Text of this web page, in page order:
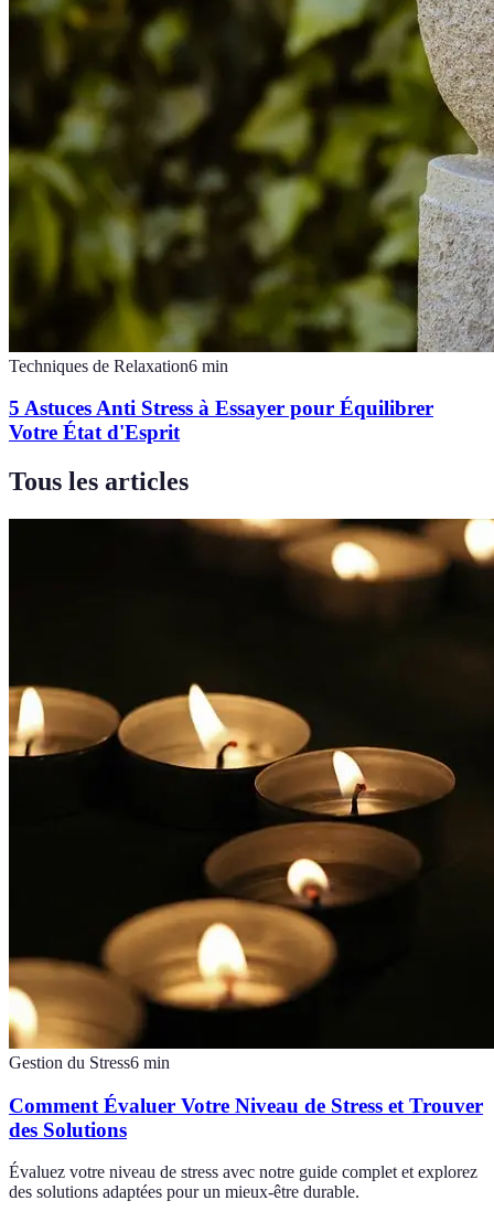
Techniques de Relaxation6 min
5 Astuces Anti Stress à Essayer pour Équilibrer
Votre État d'Esprit
Tous les articles
Gestion du Stress6 min
Comment Évaluer Votre Niveau de Stress et Trouver
des Solutions
Évaluez votre niveau de stress avec notre guide complet et explorez
des solutions adaptées pour un mieux-être durable.